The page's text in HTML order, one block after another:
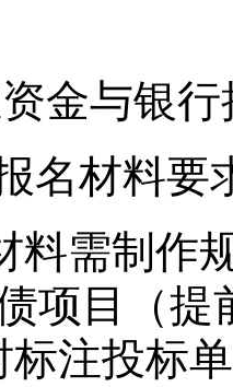
金与银
名材料
料需制作
项目（
标注投标